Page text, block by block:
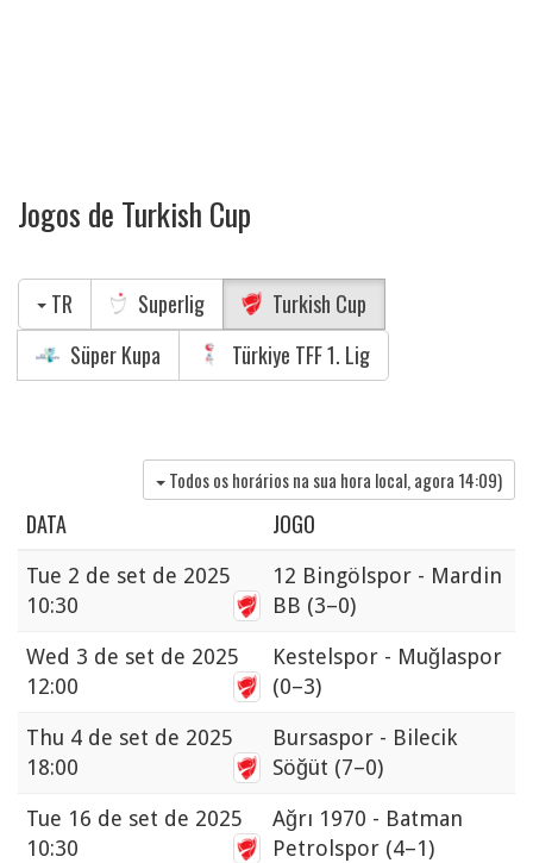
Jogos de Turkish Cup
TR Superlig
Turkish Cup
Süper Kupa
Türkiye TFF 1. Lig
Todos os horários na sua hora local, agora 14:09)
DATA JOGO
Tue 2 de set de 2025
10:30
12 Bingölspor - Mardin
BB (3–0)
Wed 3 de set de 2025
12:00
Kestelspor - Muğlaspor
(0–3)
Thu 4 de set de 2025
18:00
Bursaspor - Bilecik
Söğüt (7–0)
Tue 16 de set de 2025
10:30
Ağrı 1970 - Batman
Petrolspor (4–1)